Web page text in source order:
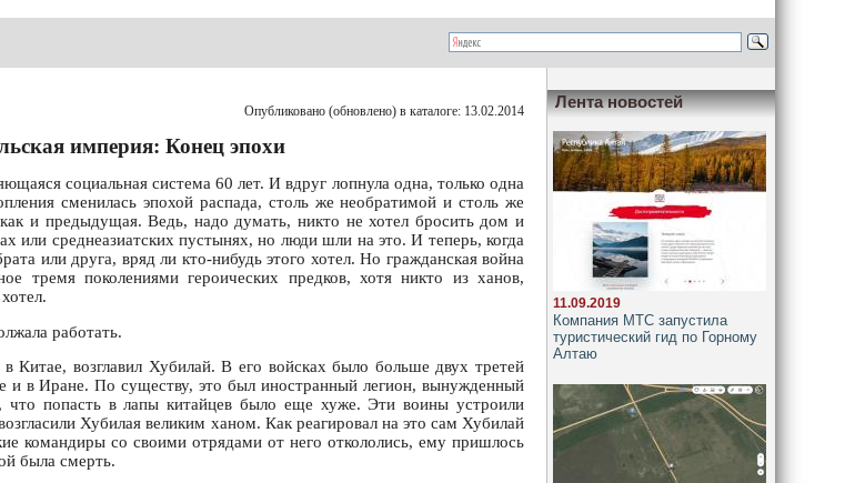
Опубликовано (обновлено) в каталоге: 13.02.2014
империя: Конец эпохи
социальная система 60 лет. И вдруг лопнула одна, только одна
сменилась эпохой распада, столь же необратимой и столь же
и предыдущая. Ведь, надо думать, никто не хотел бросить дом и
или среднеазиатских пустынях, но люди шли на это. И теперь, когда
или друга, вряд ли кто-нибудь этого хотел. Но гражданская война
тремя поколениями героических предков, хотя никто из ханов,
работать.
Китае, возглавил Хубилай. В его войсках было больше двух третей
и в Иране. По существу, это был иностранный легион, вынужденный
попасть в лапы китайцев было еще хуже. Эти воины устроили
Хубилая великим ханом. Как реагировал на это сам Хубилай
командиры со своими отрядами от него откололись, ему пришлось
была смерть.
Лента новостей
11.09.2019
Компания МТС запустила
туристический гид по Горному
Алтаю